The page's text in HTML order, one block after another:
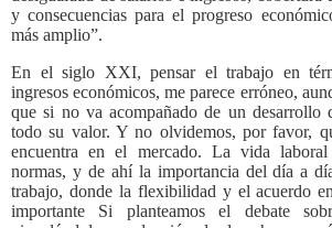
y consecuencias para el progreso
más amplio”.
En el siglo XXI, pensar el trabajo en
ingresos económicos, me parece erróneo,
que si no va acompañado de un desarrollo
todo su valor. Y no olvidemos, por favor,
encuentra en el mercado. La vida
normas, y de ahí la importancia del día a
trabajo, donde la flexibilidad y el acuerdo
importante Si planteamos el debate